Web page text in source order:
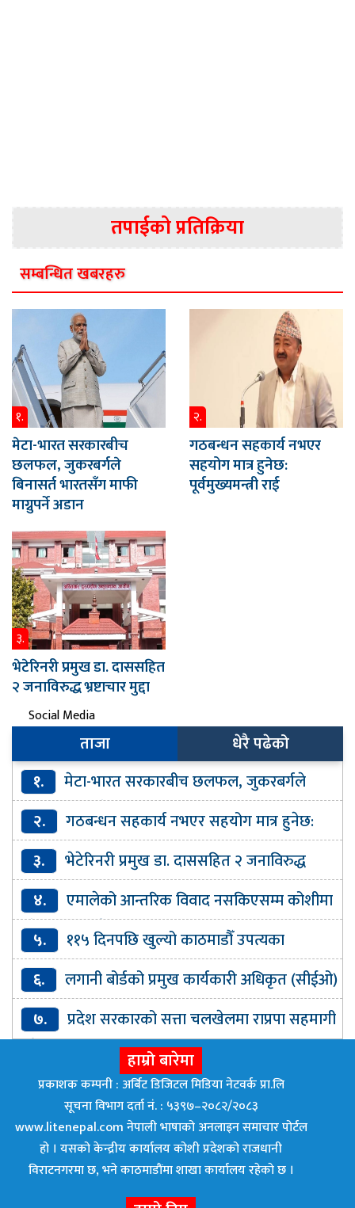
तपाईको प्रतिक्रिया
सम्बन्धित खबरहरु
१.
मेटा-भारत सरकारबीच
छलफल, जुकरबर्गले
बिनासर्त भारतसँग माफी
माग्नुपर्ने अडान
२.
गठबन्धन सहकार्य नभएर
सहयोग मात्र हुनेछ:
पूर्वमुख्यमन्त्री राई
३.
भेटेरिनरी प्रमुख डा. दाससहित
२ जनाविरुद्ध भ्रष्टाचार मुद्दा
Social Media
ताजा
धेरै पढेको
१.
मेटा-भारत सरकारबीच छलफल, जुकरबर्गले
बिनासर्त भारतसँग माफी माग्नुपर्ने अडान
२.
गठबन्धन सहकार्य नभएर सहयोग मात्र हुनेछ:
पूर्वमुख्यमन्त्री राई
३.
भेटेरिनरी प्रमुख डा. दाससहित २ जनाविरुद्ध
भ्रष्टाचार मुद्दा
४.
एमालेको आन्तरिक विवाद नसकिएसम्म कोशीमा
नयाँ सरकार बन्दैनः इन्द्रबहादुर आङ्बो
५.
११५ दिनपछि खुल्यो काठमाडौँ उपत्यका
सार्वजनिक पुस्तकालय
६.
लगानी बोर्डको प्रमुख कार्यकारी अधिकृत (सीईओ)
मा याङ्की नियुक्त
७.
प्रदेश सरकारको सत्ता चलखेलमा राप्रपा सहमागी
नहुने
हाम्रो बारेमा
प्रकाशक कम्पनी : अर्बिट डिजिटल मिडिया नेटवर्क प्रा.लि
सूचना विभाग दर्ता नं. : ५३९७–२०८२/२०८३
www.litenepal.com नेपाली भाषाको अनलाइन समाचार पोर्टल
हो । यसको केन्द्रीय कार्यालय कोशी प्रदेशको राजधानी
विराटनगरमा छ, भने काठमाडाैंमा शाखा कार्यालय रहेकाे छ ।